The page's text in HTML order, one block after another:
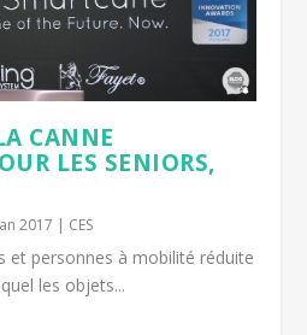
CANNE
LES SENIORS,
2017 | CES
et personnes à mobilité réduite
les objets...